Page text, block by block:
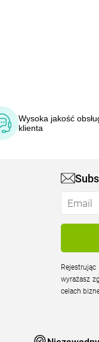
Wysoka jakość
klienta
wyrażasz
celach